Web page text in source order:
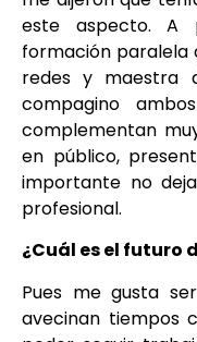
este aspecto. A
formación paralela
redes y maestra
compagino
complementan
en público,
importante no
profesional.
¿Cuál es el futuro
Pues me gusta
avecinan tiempos